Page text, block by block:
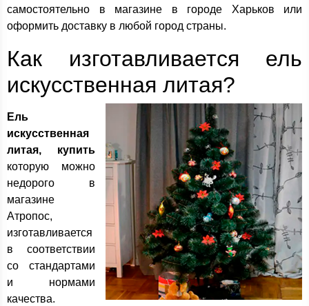
самостоятельно в магазине в городе Харьков или
оформить доставку в любой город страны.
Как изготавливается ель
искусственная литая?
Ель
искусственная
литая, купить
которую можно
недорого в
магазине
Атропос,
изготавливается
в соответствии
со стандартами
и нормами
качества.